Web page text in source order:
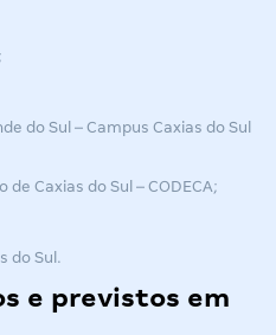
do Sul – Campus Caxias do Sul
Caxias do Sul – CODECA;
do Sul.
e previstos em